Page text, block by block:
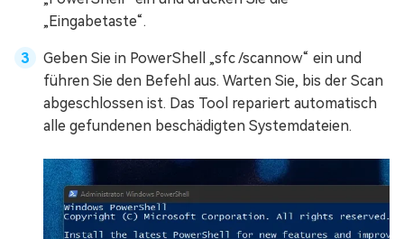
„Eingabetaste“.
Geben Sie in PowerShell „sfc /scannow“ ein und
führen Sie den Befehl aus. Warten Sie, bis der Scan
abgeschlossen ist. Das Tool repariert automatisch
alle gefundenen beschädigten Systemdateien.